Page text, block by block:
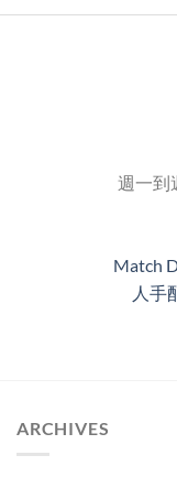
週一到
Match
人手
ARCHIVES